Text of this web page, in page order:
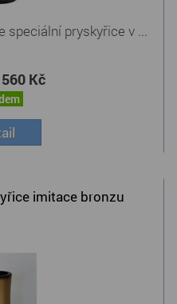
speciální pryskyřice v ...
Kč
imitace bronzu